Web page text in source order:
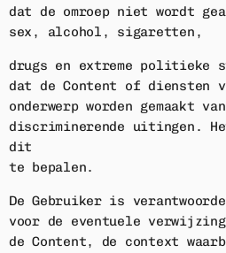
dat de omroep niet wordt
sex, alcohol, sigaretten,
drugs en extreme politieke
dat de Content of diensten
onderwerp worden gemaakt
discriminerende uitingen.
dit
te bepalen.
De Gebruiker is
voor de eventuele
de Content, de context